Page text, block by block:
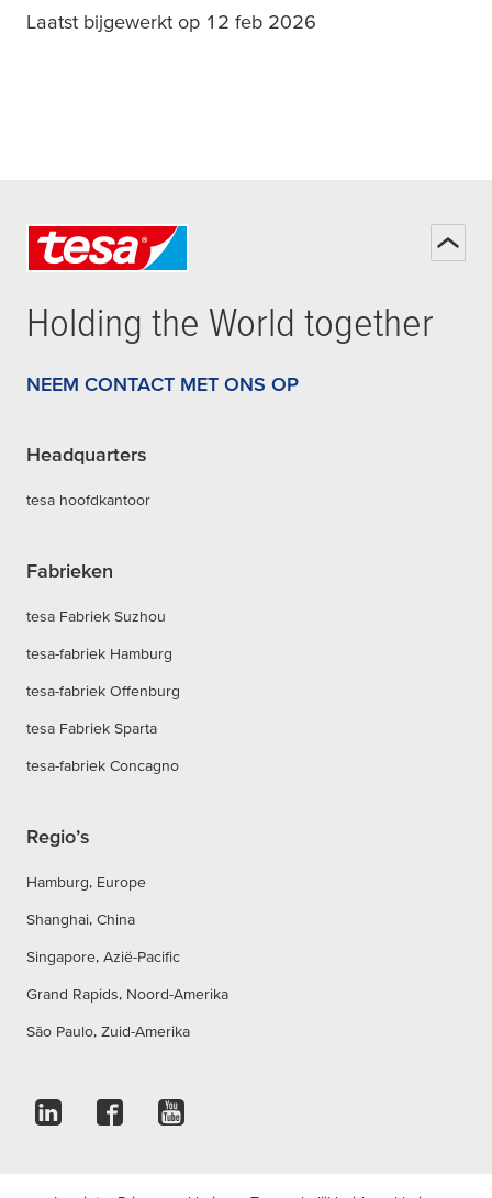
Laatst bijgewerkt op 12 feb 2026
Holding the World together
NEEM CONTACT MET ONS OP
Headquarters
tesa hoofdkantoor
Fabrieken
tesa Fabriek Suzhou
tesa-fabriek Hamburg
tesa-fabriek Offenburg
tesa Fabriek Sparta
tesa-fabriek Concagno
Regio’s
Hamburg, Europe
Shanghai, China
Singapore, Azië-Pacific
Grand Rapids, Noord-Amerika
São Paulo, Zuid-Amerika